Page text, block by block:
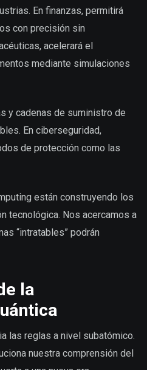
En finanzas, permitirá
con precisión sin
acelerará el
mediante simulaciones
y cadenas de suministro de
En ciberseguridad,
de protección como las
están construyendo los
tecnológica. Nos acercamos a
“intratables” podrán
la
las reglas a nivel subatómico.
nuestra comprensión del